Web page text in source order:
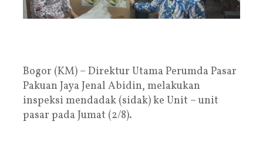
Bogor (KM) – Direktur Utama Perumda Pasar
Pakuan Jaya Jenal Abidin, melakukan
inspeksi mendadak (sidak) ke Unit – unit
pasar pada Jumat (2/8).